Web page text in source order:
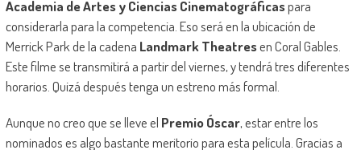
Academia de Artes y Ciencias Cinematográficaspara
considerarla para la competencia. Eso será en la ubicación de
Merrick Park de la cadena Landmark Theatresen Coral Gables.
Este filme se transmitirá a partir del viernes, y tendrá tres diferentes
horarios. Quizá después tenga un estreno más formal.
Aunque no creo que se lleve el Premio Óscar, estar entre los
nominados es algo bastante meritorio para esta película. Gracias a